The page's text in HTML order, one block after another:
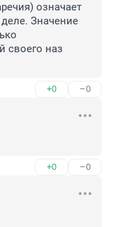
означает
Значение
наз
+0 –0
+0 –0